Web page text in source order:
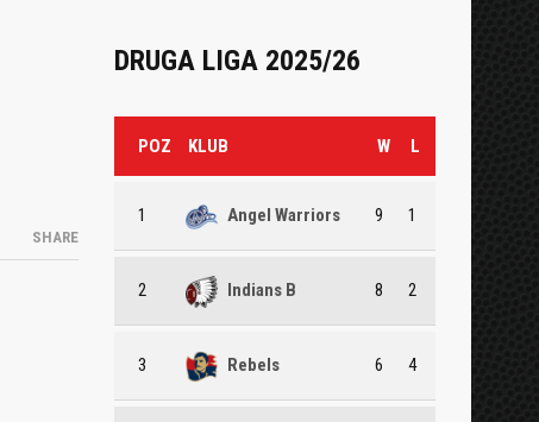
SHARE
DRUGA LIGA 2025/26
POZ KLUB W L
1 Angel Warriors 9 1
2 Indians B 8 2
3 Rebels 6 4